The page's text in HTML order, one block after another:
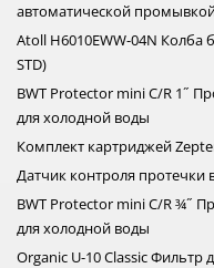
автоматической
Atoll H6010EWW-04N Колба
STD)
BWT Protector mini C/R 1˝
для холодной воды
Комплект картриджей
Датчик контроля протечки
BWT Protector mini C/R ¾˝
для холодной воды
Organic U-10 Classic Фильтр